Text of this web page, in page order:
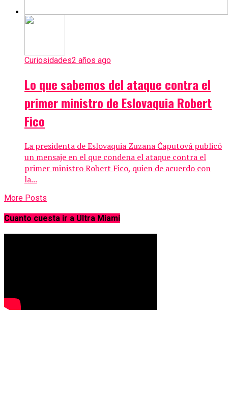
Curiosidades2 años ago
Lo que sabemos del ataque contra el
primer ministro de Eslovaquia Robert
Fico
La presidenta de Eslovaquia Zuzana Čaputová publicó
un mensaje en el que condena el ataque contra el
primer ministro Robert Fico, quien de acuerdo con
la...
More Posts
Cuanto cuesta ir a Ultra Miami